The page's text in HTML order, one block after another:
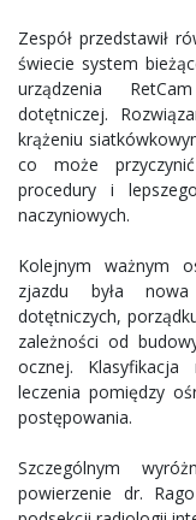
Zespół przedstawił
świecie system
urządzenia
dotętniczej.
krążeniu
co może
procedury i
naczyniowych.
Kolejnym ważnym
zjazdu była nowa
dotętniczych,
zależności od
ocznej. Klasyfikacja
leczenia pomiędzy
postępowania.
Szczególnym
powierzenie dr.